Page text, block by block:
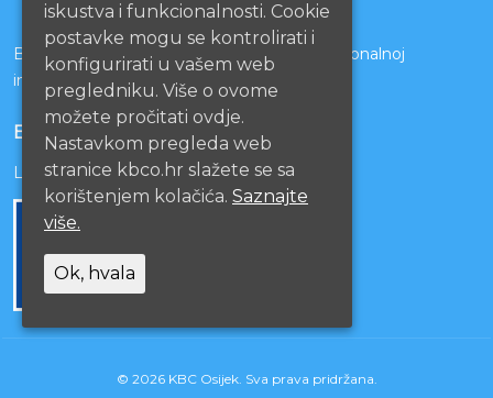
Bolnice s kojima je potpisan ugovor o funkcionalnoj
integraciji
EU PROJEKTI
Lista projekata
© 2026 KBC Osijek. Sva prava pridržana.
iskustva i funkcionalnosti. Cookie
postavke mogu se kontrolirati i
konfigurirati u vašem web
pregledniku. Više o ovome
možete pročitati ovdje.
Nastavkom pregleda web
stranice kbco.hr slažete se sa
korištenjem kolačića. Saznajte
više.
Ok, hvala